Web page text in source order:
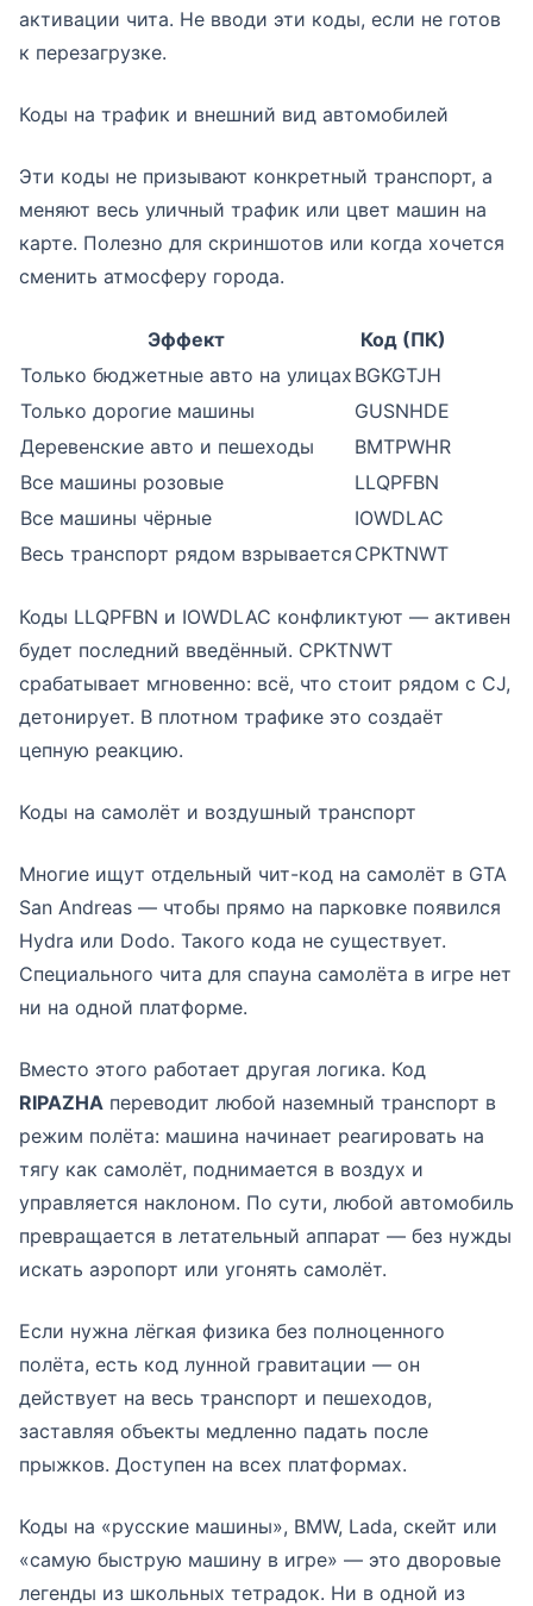
активации чита. Не вводи эти коды, если не готов
к перезагрузке.
Коды на трафик и внешний вид автомобилей
Эти коды не призывают конкретный транспорт, а
меняют весь уличный трафик или цвет машин на
карте. Полезно для скриншотов или когда хочется
сменить атмосферу города.
Эффект
Код (ПК)
Только бюджетные авто на улицах BGKGTJH
Только дорогие машины
GUSNHDE
Деревенские авто и пешеходы
BMTPWHR
Все машины розовые
LLQPFBN
Все машины чёрные
IOWDLAC
Весь транспорт рядом взрывается CPKTNWT
Коды LLQPFBN и IOWDLAC конфликтуют — активен
будет последний введённый. CPKTNWT
срабатывает мгновенно: всё, что стоит рядом с CJ,
детонирует. В плотном трафике это создаёт
цепную реакцию.
Коды на самолёт и воздушный транспорт
Многие ищут отдельный чит-код на самолёт в GTA
San Andreas — чтобы прямо на парковке появился
Hydra или Dodo. Такого кода не существует.
Специального чита для спауна самолёта в игре нет
ни на одной платформе.
Вместо этого работает другая логика. Код
RIPAZHA переводит любой наземный транспорт в
режим полёта: машина начинает реагировать на
тягу как самолёт, поднимается в воздух и
управляется наклоном. По сути, любой автомобиль
превращается в летательный аппарат — без нужды
искать аэропорт или угонять самолёт.
Если нужна лёгкая физика без полноценного
полёта, есть код лунной гравитации — он
действует на весь транспорт и пешеходов,
заставляя объекты медленно падать после
прыжков. Доступен на всех платформах.
Коды на «русские машины», BMW, Lada, скейт или
«самую быструю машину в игре» — это дворовые
легенды из школьных тетрадок. Ни в одной из